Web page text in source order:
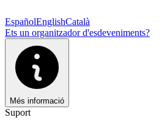
EspañolEnglishCatalà
Ets un organitzador d'esdeveniments?
Més informació
Suport